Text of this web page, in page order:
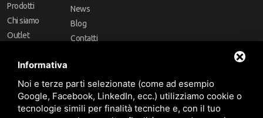
Prodotti
Chi siamo
Outlet
Marchi
News
Blog
Contatti
Follow Us
Informativa
Noi e terze parti selezionate (come ad esempio
Google, Facebook, LinkedIn, ecc.) utilizziamo cookie o
tecnologie simili per finalità tecniche e, con il tuo